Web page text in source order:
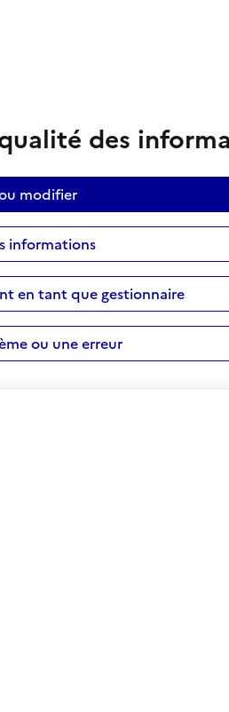
des
modifier
informations
en tant que gestionnaire
ou une erreur